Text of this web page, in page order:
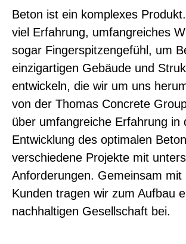
Beton ist ein komplexes
viel Erfahrung, umfangreiches
sogar Fingerspitzengefühl, um
einzigartigen Gebäude und
entwickeln, die wir um uns
von der Thomas Concrete
über umfangreiche Erfahrung in
Entwicklung des optimalen
verschiedene Projekte mit
Anforderungen. Gemeinsam mit
Kunden tragen wir zum Aufbau
nachhaltigen Gesellschaft bei.